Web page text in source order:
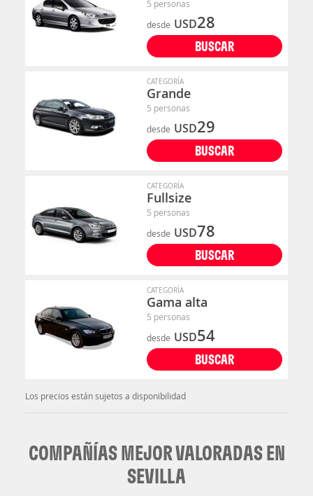
5 personas
desde USD28
BUSCAR
CATEGORÍA
Grande
5 personas
desde USD29
BUSCAR
CATEGORÍA
Fullsize
5 personas
desde USD78
BUSCAR
CATEGORÍA
Gama alta
5 personas
desde USD54
BUSCAR
Los precios están sujetos a disponibilidad
COMPAÑÍAS MEJOR VALORADAS EN
SEVILLA